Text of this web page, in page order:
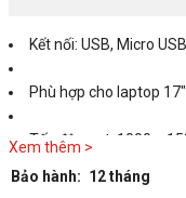
Kết nối: USB, Micro USB
Phù hợp cho laptop
Tốc độ quạt: 1000 ±
Kích thước: 379 x 285 x
Xem thêm >
Bảo hành: 12 tháng